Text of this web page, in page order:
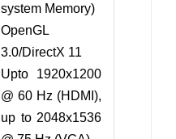
system Memory)
OpenGL
3.0/DirectX 11
Upto 1920x1200
@ 60 Hz (HDMI),
up to 2048x1536